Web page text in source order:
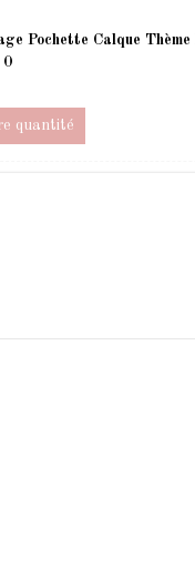
Pochette Calque Thème
quantité